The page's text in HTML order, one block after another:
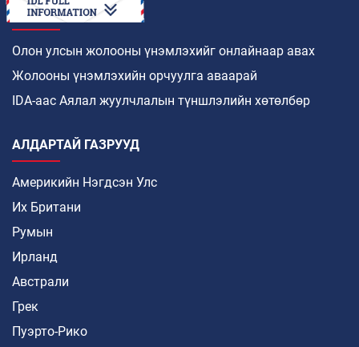
ХЭРХЭН
Олон улсын жолооны үнэмлэхийг онлайнаар авах
Жолооны үнэмлэхийн орчуулга аваарай
IDA-аас Аялал жуулчлалын түншлэлийн хөтөлбөр
АЛДАРТАЙ ГАЗРУУД
Америкийн Нэгдсэн Улс
Их Британи
Румын
Ирланд
Австрали
Грек
Пуэрто-Рико